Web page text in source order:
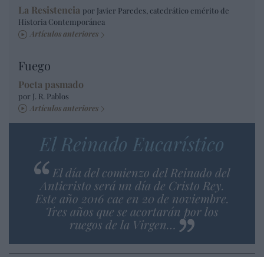
La Resistencia por Javier Paredes, catedrático emérito de
Historia Contemporánea
Artículos anteriores
Fuego
Poeta pasmado
por J. R. Pablos
Artículos anteriores
El Reinado Eucarístico
El día del comienzo del Reinado del
Anticristo será un día de Cristo Rey.
Este año 2016 cae en 20 de noviembre.
Tres años que se acortarán por los
ruegos de la Virgen…